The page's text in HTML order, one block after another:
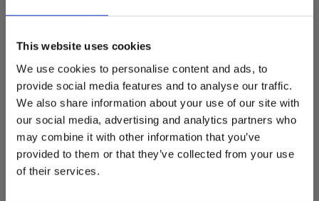
This website uses cookies
We use cookies to personalise content and ads, to
provide social media features and to analyse our traffic.
We also share information about your use of our site with
our social media, advertising and analytics partners who
may combine it with other information that you’ve
provided to them or that they’ve collected from your use
of their services.
woonaccessoires aan te schaffen met aantrekkelijke kortingen.
In onze showroom vind je een uitgebreide selectie
designmeubelen van gerenommeerde Nederlandse en Europese
merken. Onder andere showroommodellen vanHarvink,
Gelderland,Swedese,Sculptures JeuxenArtisanzijn nu extra
voordelig verkrijgbaar. Profiteer van unieke aanbiedingen zolang
de voorraad strekt!
Liever nieuw bestellen? Ook dan krijgt u een vriendelijke